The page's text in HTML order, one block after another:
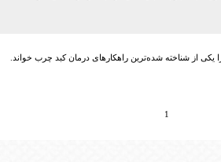
از شناخته‌ شده‌ترین راهکارهای درمان کبد چرب خواند.
1